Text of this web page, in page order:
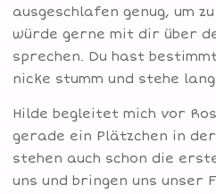
ausgeschlafen genug, um
würde gerne mit dir über
sprechen. Du hast
nicke stumm und stehe
Hilde begleitet mich vor
gerade ein Plätzchen in
stehen auch schon die
uns und bringen uns unser